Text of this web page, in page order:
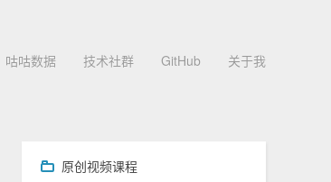
咕咕数据 技术社群 GitHub 关于我
原创视频课程